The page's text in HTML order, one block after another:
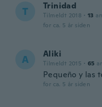
T Trinidad
Tilmeldt 2018 · 13
for ca. 5 år siden
A Aliki
Tilmeldt 2015 · 65
Pequeño y las
for ca. 5 år siden